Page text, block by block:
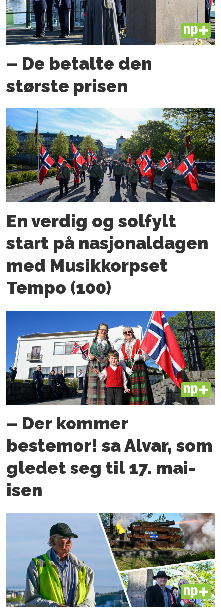
PLUS
– De betalte den
største prisen
En verdig og solfylt
start på nasjonaldagen
med Musikkorpset
Tempo (100)
PLUS
– Der kommer
bestemor! sa Alvar, som
gledet seg til 17. mai-
isen
PLUS